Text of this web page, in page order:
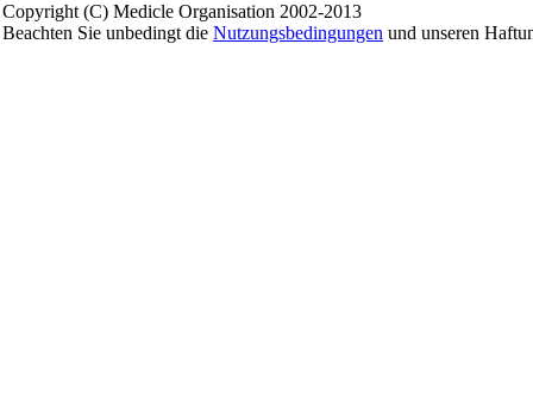
Copyright (C) Medicle Organisation 2002-2013
Beachten Sie unbedingt die Nutzungsbedingungen und unseren